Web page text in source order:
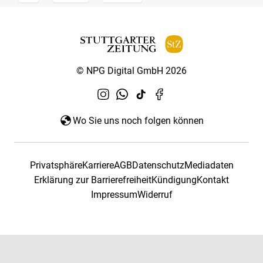
© NPG Digital GmbH 2026
Wo Sie uns noch folgen können
PrivatsphäreKarriereAGBDatenschutzMediadaten
Erklärung zur BarrierefreiheitKündigungKontakt
ImpressumWiderruf